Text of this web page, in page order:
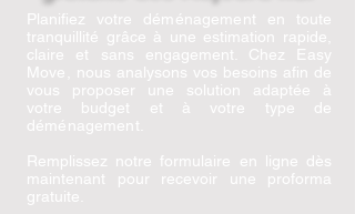
Planifiez votre déménagement en toute
tranquillité grâce à une estimation rapide,
claire et sans engagement. Chez Easy
Move , nous analysons vos besoins afin de
vous proposer une solution adaptée à
votre budget et à votre type de
déménagement
Remplissez notre formulaire en ligne dès
maintenant pour recevoir une proforma
gratuite.